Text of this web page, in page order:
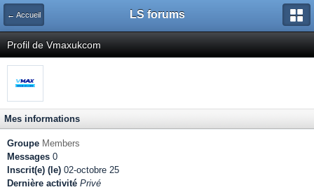
← Accueil LS forums
Profil de Vmaxukcom
Mes informations
Groupe Members
Messages 0
Inscrit(e) (le) 02-octobre 25
Dernière activité Privé